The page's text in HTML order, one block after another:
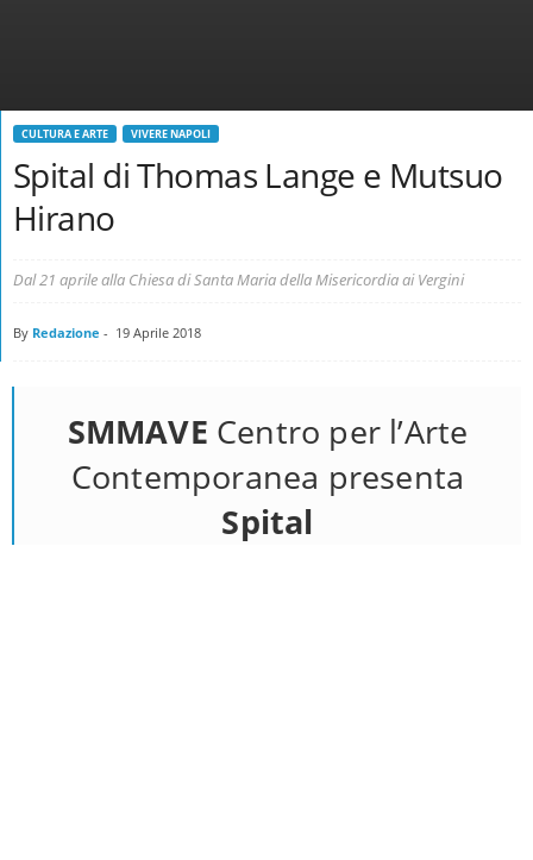
CULTURA E ARTE VIVERE NAPOLI
Spital di Thomas Lange e Mutsuo
Hirano
Dal 21 aprile alla Chiesa di Santa Maria della Misericordia ai Vergini
By Redazione - 19 Aprile 2018
SMMAVE Centro per l’Arte
Contemporanea presenta
Spital